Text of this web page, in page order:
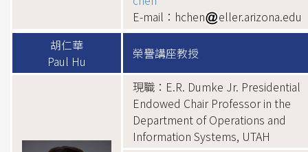
E-mail：hchen
eller.arizona.edu
胡仁華
Paul Hu
榮譽講座教授
現職：E.R. Dumke Jr. Presidential
Endowed Chair Professor in the
Department of Operations and
Information Systems, UTAH